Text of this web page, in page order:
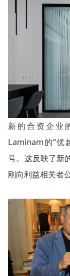
新的合资企业
Laminam的“优
号。这反映了新
刚向利益相关者